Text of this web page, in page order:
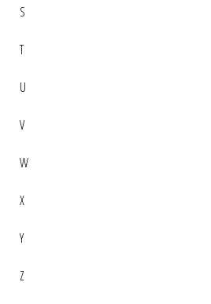
S
T
U
V
W
X
Y
Z